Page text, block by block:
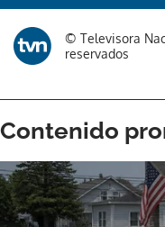
© Televisora
reservados